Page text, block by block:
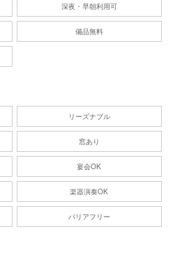
深夜・早朝利用可
備品無料
リーズナブル
窓あり
宴会OK
楽器演奏OK
バリアフリー